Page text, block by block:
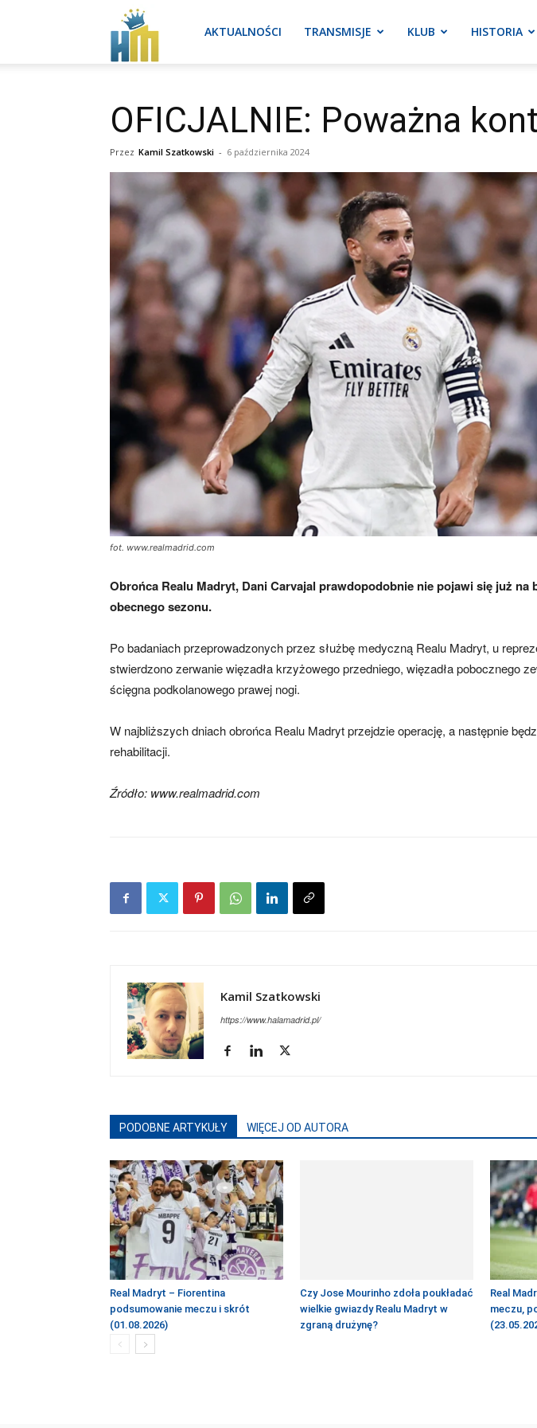
Real
aktualności
AKTUALNOŚCI TRANSMISJE KLUB HISTORIA
OFICJALNIE: Poważna
Przez Kamil Szatkowski - 6 października 2024
fot. www.realmadrid.com
Obrońca Realu Madryt, Dani Carvajal prawdopodobnie nie pojawi się już na
obecnego sezonu.
Po badaniach przeprowadzonych przez służbę medyczną Realu Madryt, u
stwierdzono zerwanie więzadła krzyżowego przedniego, więzadła pobocznego
ścięgna podkolanowego prawej nogi.
W najbliższych dniach obrońca Realu Madryt przejdzie operację, a następnie
rehabilitacji.
Źródło: www.realmadrid.com
Kamil Szatkowski
https://www.halamadrid.pl/
PODOBNE ARTYKUŁY WIĘCEJ OD AUTORA
Real Madryt – Fiorentina
podsumowanie meczu i skrót
(01.08.2026)
Czy Jose Mourinho zdoła poukładać
wielkie gwiazdy Realu Madryt w
zgraną drużynę?
Real
meczu,